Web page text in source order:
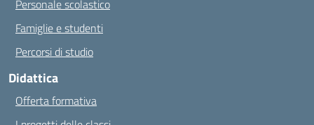
Personale scolastico
Famiglie e studenti
Percorsi di studio
Didattica
Offerta formativa